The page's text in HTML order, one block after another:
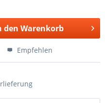
den Warenkorb
Empfehlen